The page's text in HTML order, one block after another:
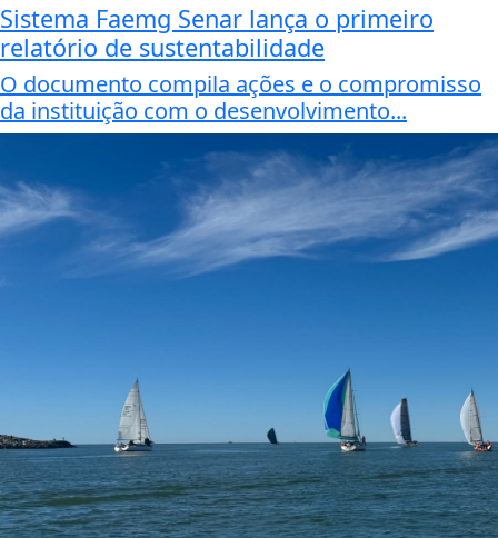
Sistema Faemg Senar lança o primeiro
relatório de sustentabilidade
O documento compila ações e o compromisso
da instituição com o desenvolvimento...